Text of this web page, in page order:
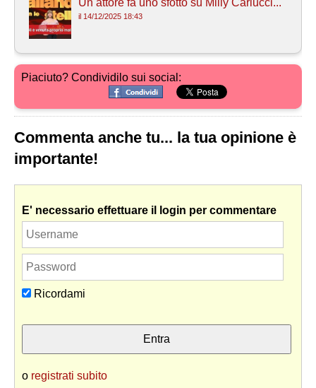
il 14/12/2025 18:43
Piaciuto? Condividilo sui social:
Commenta anche tu... la tua opinione è
importante!
E' necessario effettuare il login per commentare
Ricordami
o registrati subito